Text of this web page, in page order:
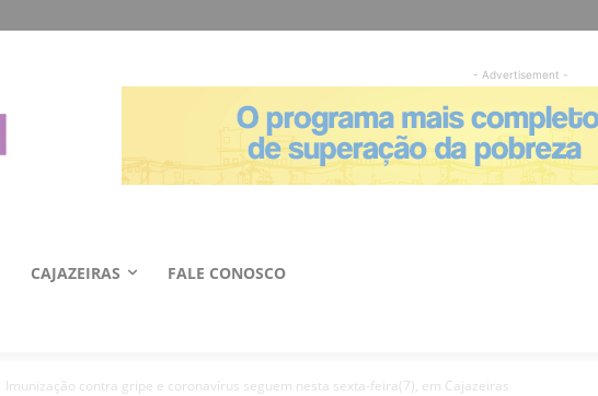
- Advertisement -
CAJAZEIRAS FALE CONOSCO
Imunização contra gripe e coronavírus seguem nesta sexta-feira(7), em Cajazeiras